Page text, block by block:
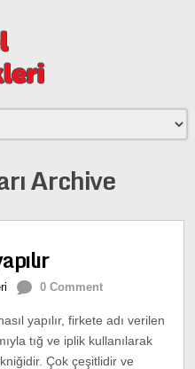
Archive
0 Comment
yapılır, firkete adı verilen
tığ ve iplik kullanılarak
Çok çeşitlidir ve